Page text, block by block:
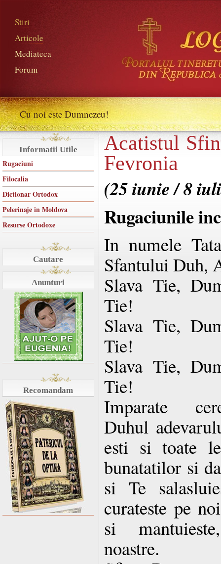
Stiri
Articole
Mediateca
Forum
Cu noi este Dumnezeu!
Informatii Utile
Rugaciuni
Filocalia
Dictionar Ortodox
Pelerinaje in Moldova
Resurse Ortodoxe
Cautare
Anunturi
Recomandam
Acatistul
Fevronia
(25 iunie / 8
Rugaciunile
In numele
Sfantului Duh,
Slava Tie,
Tie!
Slava Tie,
Tie!
Slava Tie,
Tie!
Imparate
Duhul
esti si toate
bunatatilor si
si Te
curateste pe
si
noastre.